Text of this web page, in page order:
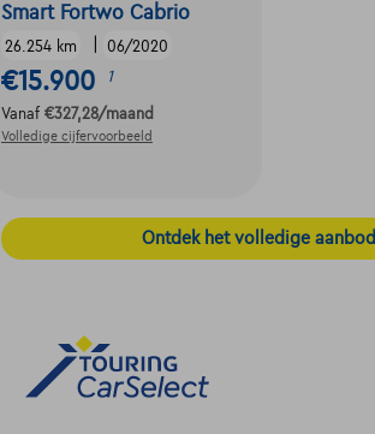
Smart Fortwo Cabrio
26.254 km 06/2020
€15.900 1
Vanaf €327,28/maand
Volledige cijfervoorbeeld
Ontdek het volledige aanbod